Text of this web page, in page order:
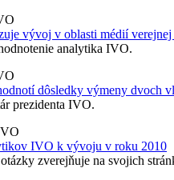
vývoj v oblasti médií verejnej
analytika IVO.
dôsledky výmeny dvoch
prezidenta IVO.
IVO k vývoju v roku 2010
zverejňuje na svojich